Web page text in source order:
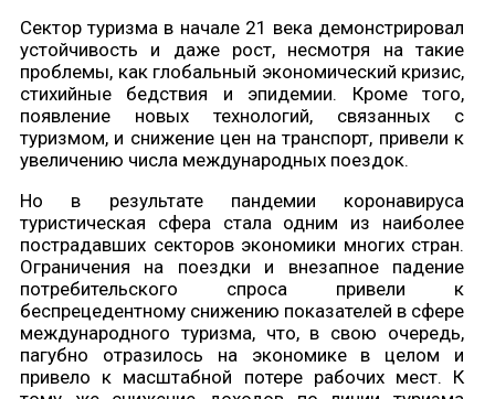
Сектор туризма в начале 21 века демонстрировал
устойчивость и даже рост, несмотря на такие
проблемы, как глобальный экономический кризис,
стихийные бедствия и эпидемии. Кроме того,
появление новых технологий, связанных с
туризмом, и снижение цен на транспорт, привели к
увеличению числа международных поездок.
Но в результате пандемии коронавируса
туристическая сфера стала одним из наиболее
пострадавших секторов экономики многих стран.
Ограничения на поездки и внезапное падение
потребительского спроса привели к
беспрецедентному снижению показателей в сфере
международного туризма, что, в свою очередь,
пагубно отразилось на экономике в целом и
привело к масштабной потере рабочих мест. К